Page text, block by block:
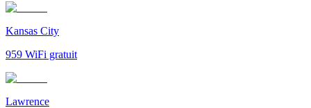
Kansas City
959 WiFi gratuit
Lawrence